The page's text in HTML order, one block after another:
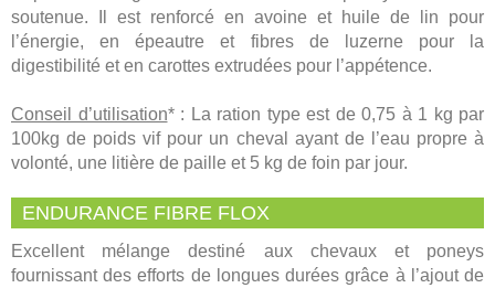
soutenue. Il est renforcé en avoine et huile de lin pour
l’énergie, en épeautre et fibres de luzerne pour la
digestibilité et en carottes extrudées pour l’appétence.
Conseil d’utilisation* : La ration type est de 0,75 à 1 kg par
100kg de poids vif pour un cheval ayant de l’eau propre à
volonté, une litière de paille et 5 kg de foin par jour.
ENDURANCE FIBRE FLOX
Excellent mélange destiné aux chevaux et poneys
fournissant des efforts de longues durées grâce à l’ajout de